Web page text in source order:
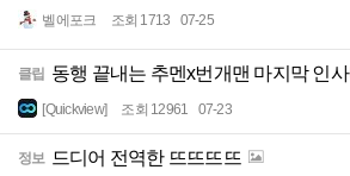
벨에포크 조회 1713 07-25
클립 동행 끝내는 추멘x번개맨 마지막 인사
[Quickview] 조회 12961 07-23
정보 드디어 전역한 뜨뜨뜨뜨